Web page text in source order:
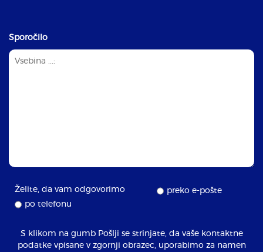
Sporočilo
Želite, da vam odgovorimo
preko e-pošte
po telefonu
S klikom na gumb Pošlji se strinjate, da vaše kontaktne
podatke vpisane v zgornji obrazec, uporabimo za namen